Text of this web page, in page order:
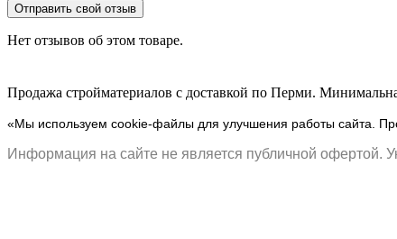
Отправить свой отзыв
Нет отзывов об этом товаре.
Продажа стройматериалов с доставкой по Перми.
«Мы используем cookie-файлы для улучшения работы сайта.
Информация на сайте не является публичной офертой.